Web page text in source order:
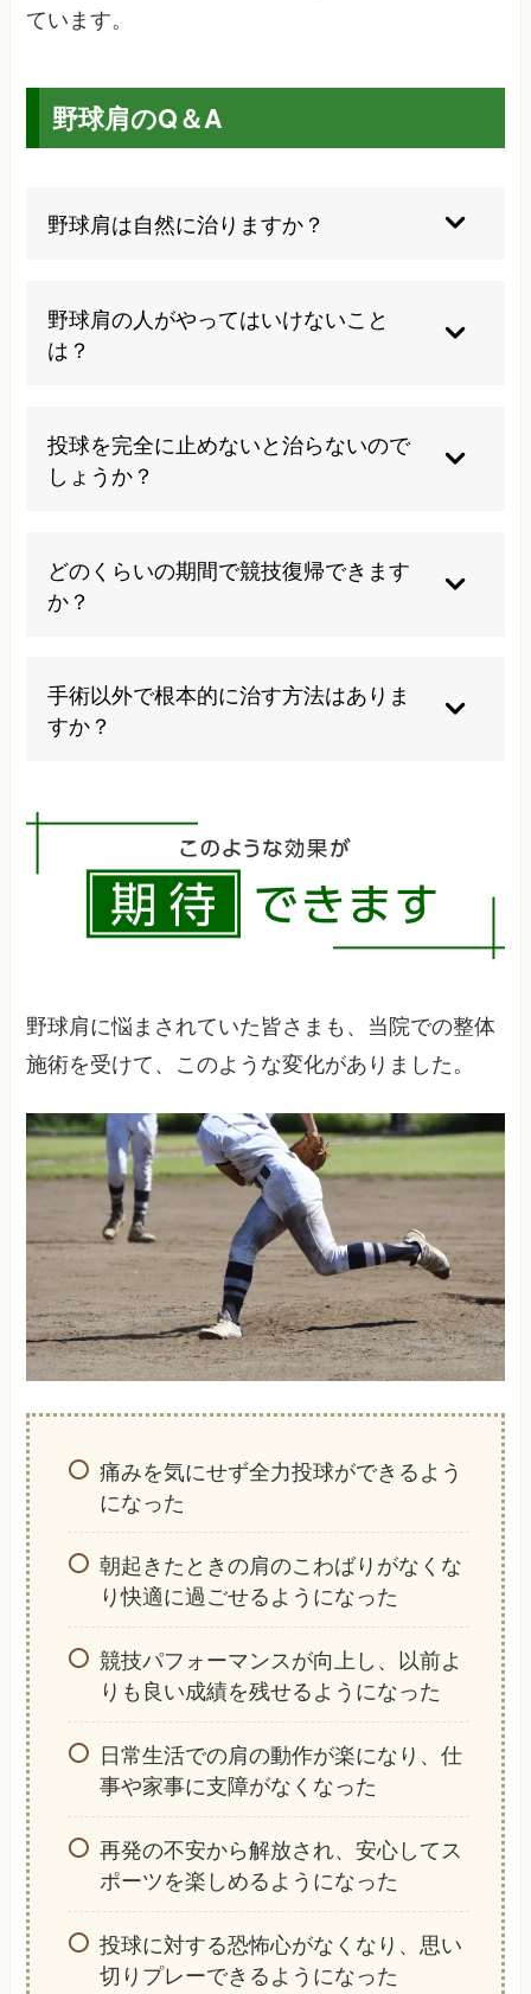
ています。
野球肩のQ＆A
野球肩は自然に治りますか？
する場合もありますが、多くは根本原因の改善な
しには完治は困難です。早期の適切な治療が重要
で、放置すると症状が悪化し、より長期間の治療
野球肩の人がやってはいけないこと
は？
チ、重いものを持ち上げる動作、肩を冷やし続け
ることは避けるべきです。これらの行為は症状悪
化の原因となり、治癒を遅らせる可能性がありま
投球を完全に止めないと治らないので
しょうか？
が必要な場合もあります。段階的な復帰プログラ
ムにより、適切なタイミングで投球を再開するこ
とが大切で、焦って早期復帰すると再発のリスク
どのくらいの期間で競技復帰できます
か？
6ヶ月以上かかる場合があります。個人差が大き
く、適切な治療とリハビリの継続が復帰時期を左
右するため、焦らず段階的に進めることが重要で
手術以外で根本的に治す方法はありま
すか？
ス調整、正しい投球フォームの習得、筋力強化に
より、手術なしでの完治を目指せます。当院では
多くの野球肩で来院された方が手術を回避して改
善されています。
野球肩に悩まされていた皆さまも、当院での整体
施術を受けて、このような変化がありました。
痛みを気にせず全力投球ができるよう
になった
朝起きたときの肩のこわばりがなくな
り快適に過ごせるようになった
競技パフォーマンスが向上し、以前よ
りも良い成績を残せるようになった
日常生活での肩の動作が楽になり、仕
事や家事に支障がなくなった
再発の不安から解放され、安心してス
ポーツを楽しめるようになった
投球に対する恐怖心がなくなり、思い
切りプレーできるようになった